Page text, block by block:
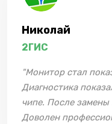
Николай
2ГИС
"Монитор стал
Диагностика
чипе. После замены
Доволен